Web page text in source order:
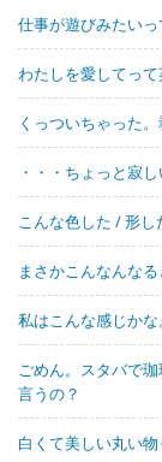
仕事が遊びみたい
わたしを愛してっ
くっついちゃった
・・・ちょっと寂
こんな色した / 形
まさかこんなんな
私はこんな感じか
ごめん。スタバで
言うの？
白くて美しい丸い